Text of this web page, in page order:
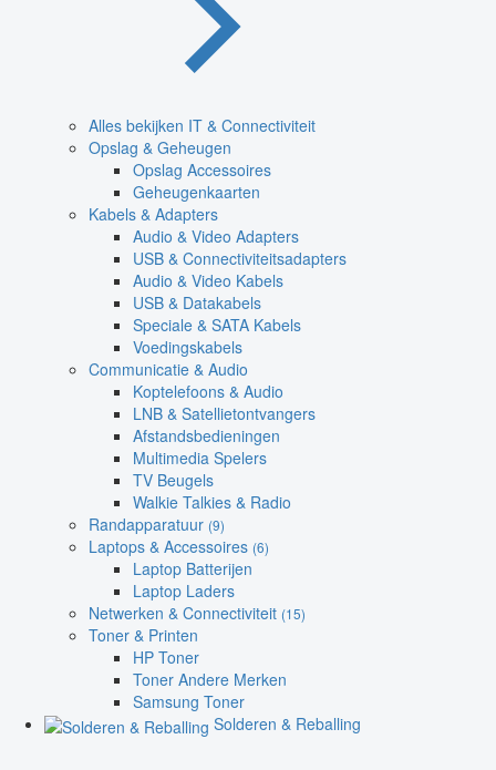
Alles bekijken IT & Connectiviteit
Opslag & Geheugen
Opslag Accessoires
Geheugenkaarten
Kabels & Adapters
Audio & Video Adapters
USB & Connectiviteitsadapters
Audio & Video Kabels
USB & Datakabels
Speciale & SATA Kabels
Voedingskabels
Communicatie & Audio
Koptelefoons & Audio
LNB & Satellietontvangers
Afstandsbedieningen
Multimedia Spelers
TV Beugels
Walkie Talkies & Radio
Randapparatuur (9)
Laptops & Accessoires (6)
Laptop Batterijen
Laptop Laders
Netwerken & Connectiviteit (15)
Toner & Printen
HP Toner
Toner Andere Merken
Samsung Toner
Solderen & Reballing